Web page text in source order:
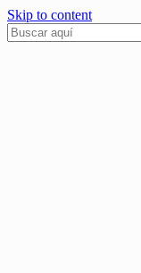
Skip to content